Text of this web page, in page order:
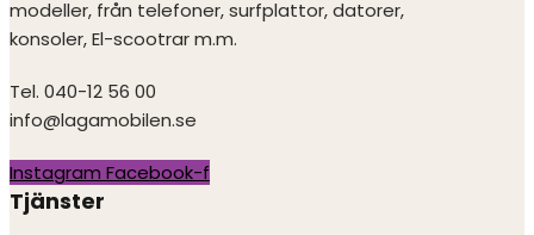
modeller, från telefoner, surfplattor, datorer,
konsoler, El-scootrar m.m.
Tel. 040-12 56 00
info@lagamobilen.se
Instagram Facebook-f
Tjänster